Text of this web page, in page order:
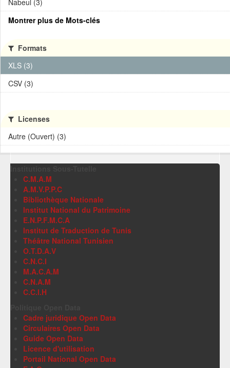
Nabeul (3)
Montrer plus de Mots-clés
Formats
XLS (3)
CSV (3)
Licenses
Autre (Ouvert) (3)
C.M.A.M
A.M.V.P.P.C
Bibliothèque Nationale
Institut National du Patrimoine
E.N.P.F.M.C.A
Institut de Traduction de Tunis
Théâtre National Tunisien
O.T.D.A.V
C.N.C.I
M.A.C.A.M
C.N.A.M
C.C.I.H
Cadre juridique Open Data
Circulaires Open Data
Guide Open Data
Licence d'utilisation
Portail National Open Data